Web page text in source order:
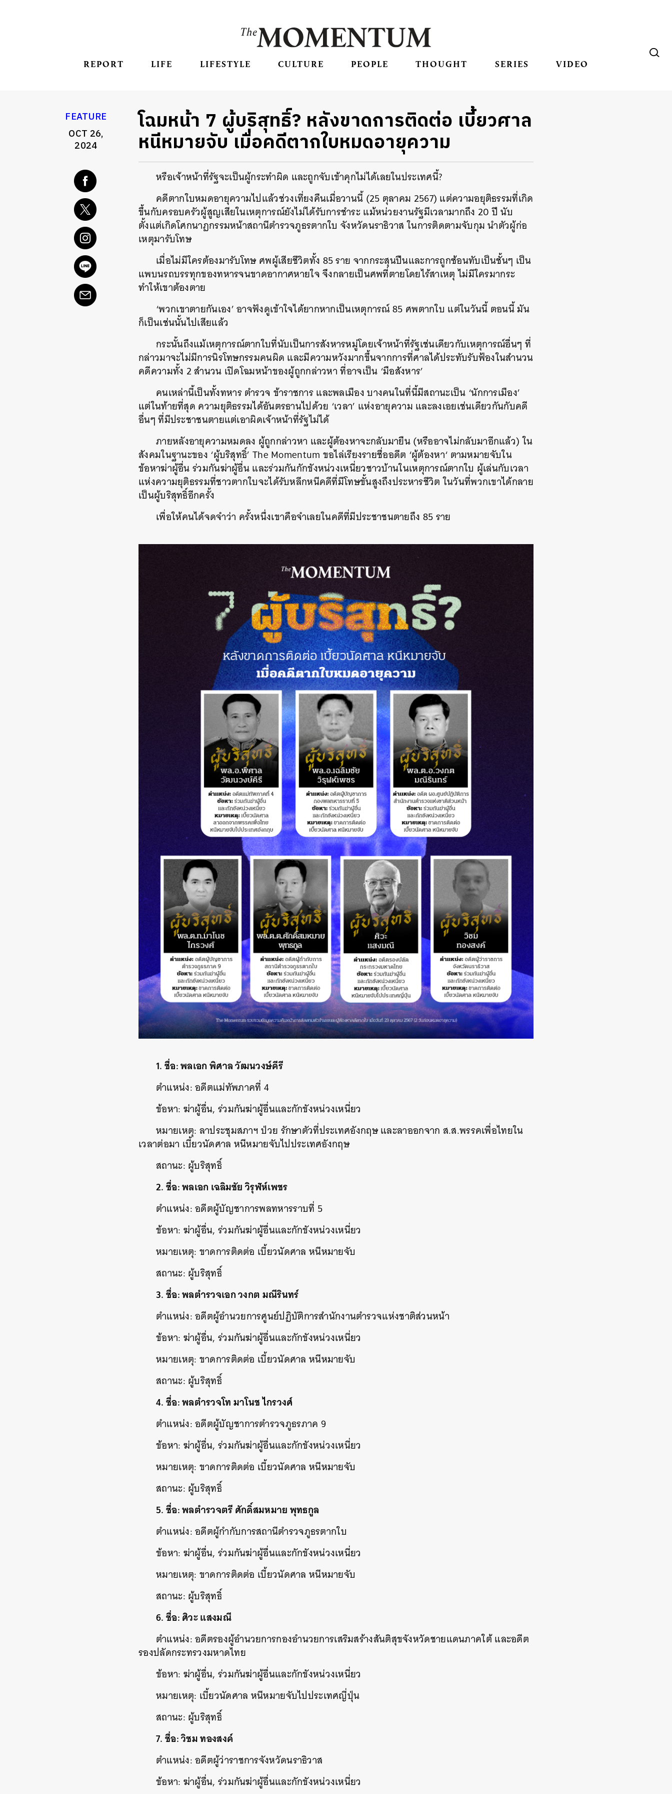
REPORT LIFE LIFESTYLE CULTURE PEOPLE THOUGHT SERIES VIDEO
FEATURE
OCT 26,
2024
โฉมหน้า 7 ผู้บริสุทธิ์? หลังขาดการติดต่อ เบี้ยวศาล
หนีหมายจับ เมื่อคดีตากใบหมดอายุความ
หรือเจ้าหน้าที่รัฐจะเป็นผู้กระทำผิด และถูกจับเข้าคุกไม่ได้เลยในประเทศนี้?
คดีตากใบหมดอายุความไปแล้วช่วงเที่ยงคืนเมื่อวานนี้ (25 ตุลาคม 2567) แต่ความอยุติธรรมที่เกิด
ขึ้นกับครอบครัวผู้สูญเสียในเหตุการณ์ยังไม่ได้รับการชำระ แม้หน่วยงานรัฐมีเวลามากถึง 20 ปี นับ
ตั้งแต่เกิดโศกนาฏกรรมหน้าสถานีตำรวจภูธรตากใบ จังหวัดนราธิวาส ในการติดตามจับกุม นำตัวผู้ก่อ
เหตุมารับโทษ
เมื่อไม่มีใครต้องมารับโทษ ศพผู้เสียชีวิตทั้ง 85 ราย จากกระสุนปืนและการถูกซ้อนทับเป็นชั้นๆ เป็น
แพบนรถบรรทุกของทหารจนขาดอากาศหายใจ จึงกลายเป็นศพที่ตายโดยไร้สาเหตุ ไม่มีใครมากระ
ทำให้เขาต้องตาย
‘พวกเขาตายกันเอง’ อาจฟังดูเข้าใจได้ยากหากเป็นเหตุการณ์ 85 ศพตากใบ แต่ในวันนี้ ตอนนี้ มัน
ก็เป็นเช่นนั้นไปเสียแล้ว
กระนั้นถึงแม้เหตุการณ์ตากใบที่นับเป็นการสังหารหมู่โดยเจ้าหน้าที่รัฐเช่นเดียวกับเหตุการณ์อื่นๆ ที่
กล่าวมาจะไม่มีการนิรโทษกรรมคนผิด และมีความหวังมากขึ้นจากการที่ศาลได้ประทับรับฟ้องในสำนวน
คดีความทั้ง 2 สำนวน เปิดโฉมหน้าของผู้ถูกกล่าวหา ที่อาจเป็น ‘มือสังหาร’
คนเหล่านี้เป็นทั้งทหาร ตำรวจ ข้าราชการ และพลเมือง บางคนในที่นี้มีสถานะเป็น ‘นักการเมือง’
แต่ในท้ายที่สุด ความยุติธรรมได้อันตรธานไปด้วย ‘เวลา’ แห่งอายุความ และลงเอยเช่นเดียวกันกับคดี
อื่นๆ ที่มีประชาชนตายแต่เอาผิดเจ้าหน้าที่รัฐไม่ได้
ภายหลังอายุความหมดลง ผู้ถูกกล่าวหา และผู้ต้องหาจะกลับมายืน (หรืออาจไม่กลับมาอีกแล้ว) ใน
สังคมในฐานะของ ‘ผู้บริสุทธิ์’ The Momentum ขอไล่เรียงรายชื่ออดีต ‘ผู้ต้องหา‘ ตามหมายจับใน
ข้อหาฆ่าผู้อื่น ร่วมกันฆ่าผู้อื่น และร่วมกันกักขังหน่วงเหนี่ยวชาวบ้านในเหตุการณ์ตากใบ ผู้เล่นกับเวลา
แห่งความยุติธรรมที่ชาวตากใบจะได้รับหลีกหนีคดีที่มีโทษขั้นสูงถึงประหารชีวิต ในวันที่พวกเขาได้กลาย
เป็นผู้บริสุทธิ์อีกครั้ง
เพื่อให้คนได้จดจำว่า ครั้งหนึ่งเขาคือจำเลยในคดีที่มีประชาชนตายถึง 85 ราย
1. ชื่อ: พลเอก พิศาล วัฒนวงษ์คีรี
ตำแหน่ง: อดีตแม่ทัพภาคที่ 4
ข้อหา: ฆ่าผู้อื่น, ร่วมกันฆ่าผู้อื่นและกักขังหน่วงเหนี่ยว
หมายเหตุ: ลาประชุมสภาฯ ป่วย รักษาตัวที่ประเทศอังกฤษ และลาออกจาก ส.ส.พรรคเพื่อไทยใน
เวลาต่อมา เบี้ยวนัดศาล หนีหมายจับไปประเทศอังกฤษ
สถานะ: ผู้บริสุทธิ์
2. ชื่อ: พลเอก เฉลิมชัย วิรุฬห์เพชร
ตำแหน่ง: อดีตผู้บัญชาการพลทหารราบที่ 5
ข้อหา: ฆ่าผู้อื่น, ร่วมกันฆ่าผู้อื่นและกักขังหน่วงเหนี่ยว
หมายเหตุ: ขาดการติดต่อ เบี้ยวนัดศาล หนีหมายจับ
สถานะ: ผู้บริสุทธิ์
3. ชื่อ: พลตำรวจเอก วงกต มณีรินทร์
ตำแหน่ง: อดีตผู้อำนวยการศูนย์ปฏิบัติการสำนักงานตำรวจแห่งชาติส่วนหน้า
ข้อหา: ฆ่าผู้อื่น, ร่วมกันฆ่าผู้อื่นและกักขังหน่วงเหนี่ยว
หมายเหตุ: ขาดการติดต่อ เบี้ยวนัดศาล หนีหมายจับ
สถานะ: ผู้บริสุทธิ์
4. ชื่อ: พลตำรวจโท มาโนช ไกรวงศ์
ตำแหน่ง: อดีตผู้บัญชาการตำรวจภูธรภาค 9
ข้อหา: ฆ่าผู้อื่น, ร่วมกันฆ่าผู้อื่นและกักขังหน่วงเหนี่ยว
หมายเหตุ: ขาดการติดต่อ เบี้ยวนัดศาล หนีหมายจับ
สถานะ: ผู้บริสุทธิ์
5. ชื่อ: พลตำรวจตรี ศักดิ์สมหมาย พุทธกูล
ตำแหน่ง: อดีตผู้กำกับการสถานีตำรวจภูธรตากใบ
ข้อหา: ฆ่าผู้อื่น, ร่วมกันฆ่าผู้อื่นและกักขังหน่วงเหนี่ยว
หมายเหตุ: ขาดการติดต่อ เบี้ยวนัดศาล หนีหมายจับ
สถานะ: ผู้บริสุทธิ์
6. ชื่อ: ศิวะ แสงมณี
ตำแหน่ง: อดีตรองผู้อำนวยการกองอำนวยการเสริมสร้างสันติสุขจังหวัดชายแดนภาคใต้ และอดีต
รองปลัดกระทรวงมหาดไทย
ข้อหา: ฆ่าผู้อื่น, ร่วมกันฆ่าผู้อื่นและกักขังหน่วงเหนี่ยว
หมายเหตุ: เบี้ยวนัดศาล หนีหมายจับไปประเทศญี่ปุ่น
สถานะ: ผู้บริสุทธิ์
7. ชื่อ: วิชม ทองสงค์
ตำแหน่ง: อดีตผู้ว่าราชการจังหวัดนราธิวาส
ข้อหา: ฆ่าผู้อื่น, ร่วมกันฆ่าผู้อื่นและกักขังหน่วงเหนี่ยว
SHARE TWEET LINE EMAIL